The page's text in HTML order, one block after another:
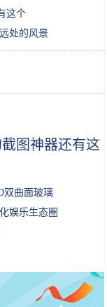
这个
处的风景
王道！你选对了吗？
图神器还有这
双曲面玻璃
娱乐生态圈